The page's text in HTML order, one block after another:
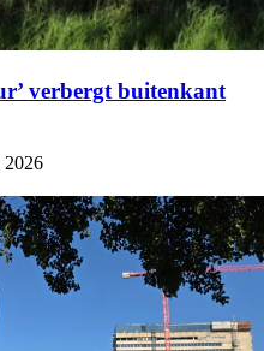
verbergt buitenkant
2026